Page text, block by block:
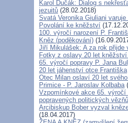
Karol Dučák: Dialog s
jezuitů (28.02.2018)
Svatá Veronika Giuliani
Povolání ke kněžství
100. výročí narození P.
Kněz (poděkování)
Jiří Mikulášek: A za rok
Fotky z oslavy 20 let
65. výročí popravy P. Jana
20 let jáhenství otce Františka
Otec Milan oslaví 20 let
Primice - P. Jaroslav Kolbaba
Vzpomínkové akce 65.
popravených politických vězňů
Arcibiskup Bober vyzval
(18.04.2017)